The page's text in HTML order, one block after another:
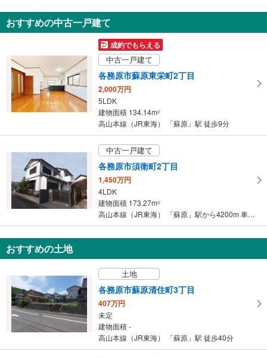
知
を
け
取
・
条
ー
ジ
に
保
存
す
る
おすすめの中古一戸建て
成約でもらえる
中古一戸建て
各務原市蘇原東栄町2丁目
2,000万円
5LDK
建物面積 134.14m2
高山本線（JR東海） 「蘇原」駅 徒歩9分
中古一戸建て
各務原市須衛町2丁目
1,450万円
4LDK
建物面積 173.27m2
高山本線（JR東海） 「蘇原」駅から4200m 車:10分
おすすめの土地
土地
各務原市蘇原清住町3丁目
407万円
未定
建物面積 -
高山本線（JR東海） 「蘇原」駅 徒歩40分